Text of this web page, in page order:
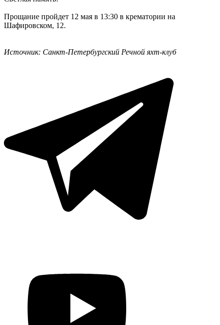
Прощание пройдет 12 мая в 13:30 в крематории на
Шафировском, 12.
Источник: Санкт-Петербургский Речной яхт-клуб